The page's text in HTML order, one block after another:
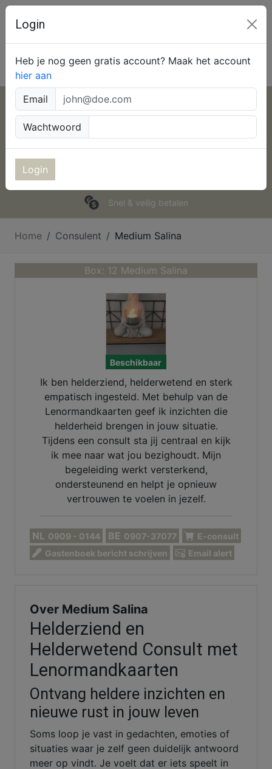
Top Paragnosten
Snel & veilig betalen
Home Consulent Medium Salina
Box: 12 Medium Salina
Beschikbaar
Ik ben helderziend, helderwetend en sterk
empatisch ingesteld. Met behulp van de
Lenormandkaarten geef ik inzichten die
helderheid brengen in jouw situatie.
Tijdens een consult sta jij centraal en kijk
ik mee naar wat jou bezighoudt. Mijn
begeleiding werkt versterkend,
ondersteunend en helpt je opnieuw
vertrouwen te voelen in jezelf.
NL 0909 - 0144 BE 0907-37077
E-consult
Gastenboek bericht schrijven
Email alert
Over Medium Salina
Helderziend en
Helderwetend Consult met
Lenormandkaarten
Ontvang heldere inzichten en
nieuwe rust in jouw leven
Soms loop je vast in gedachten, emoties of
situaties waar je zelf geen duidelijk antwoord
meer op vindt. Je voelt dat er iets speelt in
Login
Heb je nog geen gratis account? Maak het account
hier aan
Email
Wachtwoord
Login